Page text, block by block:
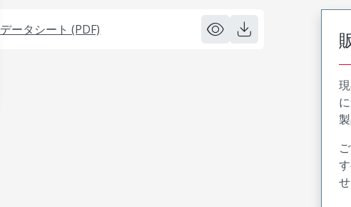
データシート (PDF)
せ